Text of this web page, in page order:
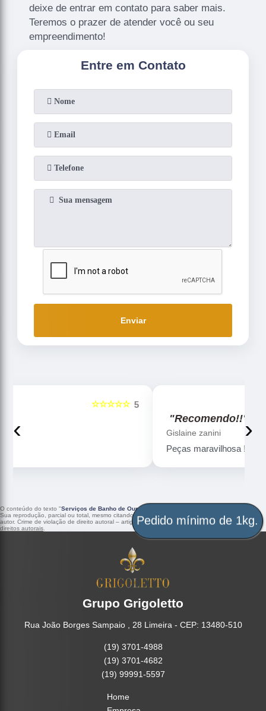
deixe de entrar em contato para saber mais.
Teremos o prazer de atender você ou seu
empreendimento!
Entre em Contato
Enviar
Peças maravilhosa ! Banho de confiança
‹ ›
O conteúdo do texto "Serviços de Banho de Ouro na Prata Curitiba
" é de direito reservado.
Sua reprodução, parcial ou total, mesmo citando nossos links, é proibida sem a autorização do
autor. Crime de violação de direito autoral – artigo 184 do Código Penal –Lei 9610/98 - Lei de
direitos autorais
Grupo Grigoletto
Rua João Borges Sampaio , 28 Limeira - CEP: 13480-510
(19) 3701-4988
(19) 3701-4682
(19) 99991-5597
Home
Pedido mínimo de 1kg.